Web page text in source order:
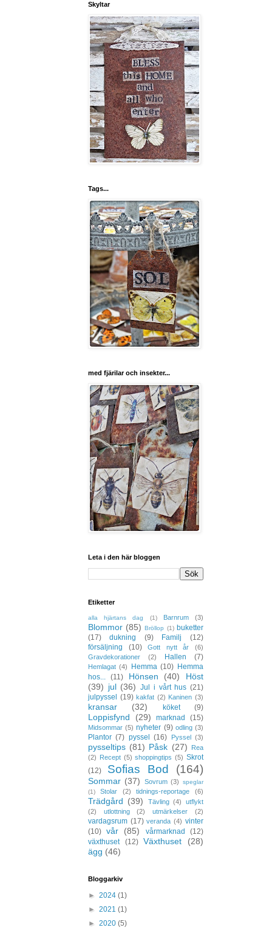
Skyltar
Tags...
med fjärilar och insekter...
Leta i den här bloggen
Etiketter
alla hjärtans dag (1) Barnrum (3)
Blommor (85) Bröllop (1) buketter
(17)
dukning (9) Familj
(12)
försäljning
(10) Gott nytt år
(6)
Gravdekorationer
(2) Hallen (7)
Hemlagat (4) Hemma (10) Hemma
hos...
(11) Hönsen (40)
Höst
(39) jul (36) Jul i vårt hus (21)
julpyssel
(19) kakfat (2) Kaninen (3)
kransar (32) köket (9)
Loppisfynd (29) marknad (15)
Midsommar (5) nyheter (9) odling (3)
Plantor (7) pyssel (16) Pyssel (3)
pysseltips (81) Påsk (27)
Rea
(2) Recept (5) shoppingtips (5) Skrot
(12)
Sofias Bod (164)
Sommar (37) Sovrum (3)
speglar
(1)
Stolar (2) tidnings-reportage (6)
Trädgård (39) Tävling (4)
utflykt
(2)
utlottning (2) utmärkelser (2)
vardagsrum (17) veranda (4) vinter
(10) vår (85) vårmarknad
(12)
växthuset
(12) Växthuset
(28)
ägg (46)
Bloggarkiv
► 2024 (1)
► 2021 (1)
► 2020 (5)